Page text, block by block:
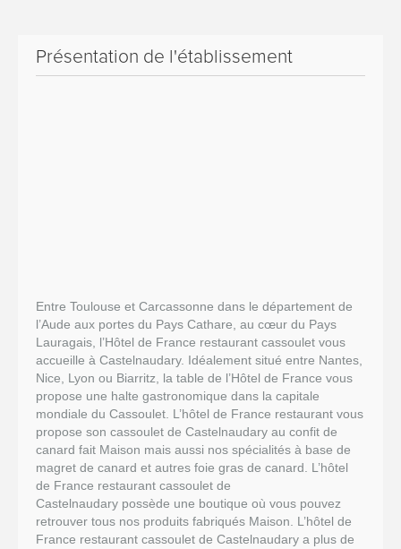
Présentation de l'établissement
Entre Toulouse et Carcassonne dans le département de
l’Aude aux portes du Pays Cathare, au cœur du Pays
Lauragais, l’Hôtel de France restaurant cassoulet vous
accueille à Castelnaudary. Idéalement situé entre Nantes,
Nice, Lyon ou Biarritz, la table de l’Hôtel de France vous
propose une halte gastronomique dans la capitale
mondiale du Cassoulet. L’hôtel de France restaurant vous
propose son cassoulet de Castelnaudary au confit de
canard fait Maison mais aussi nos spécialités à base de
magret de canard et autres foie gras de canard. L’hôtel
de France restaurant cassoulet de
Castelnaudary possède une boutique où vous pouvez
retrouver tous nos produits fabriqués Maison. L’hôtel de
France restaurant cassoulet de Castelnaudary a plus de